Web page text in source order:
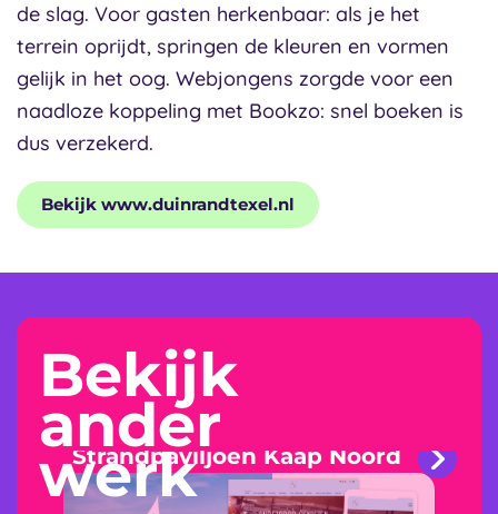
de slag. Voor gasten herkenbaar: als je het
terrein oprijdt, springen de kleuren en vormen
gelijk in het oog. Webjongens zorgde voor een
naadloze koppeling met Bookzo: snel boeken is
dus verzekerd.
Bekijk www.duinrandtexel.nl
Bekijk
ander
werk
Strandpaviljoen Kaap Noord